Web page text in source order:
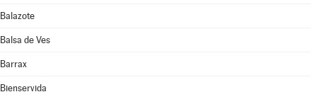
Balazote
Balsa de Ves
Barrax
Bienservida